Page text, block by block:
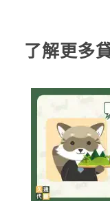
了解更多